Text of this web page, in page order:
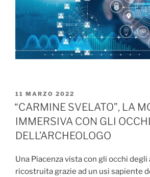
PUBBLICATO
IL
11 MARZO 2022
“CARMINE SVELATO”, LA
IMMERSIVA CON GLI OCCHI
DELL’ARCHEOLOGO
Una Piacenza vista con gli occhi
ricostruita grazie ad un usi sapiente